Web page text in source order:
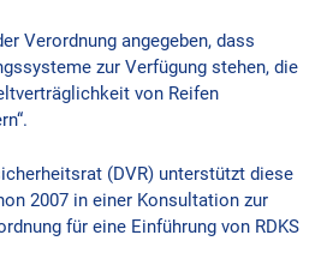
Verordnung angegeben, dass
zur Verfügung stehen, die
von Reifen
(DVR) unterstützt diese
2007 in einer Konsultation zur
für eine Einführung von RDKS